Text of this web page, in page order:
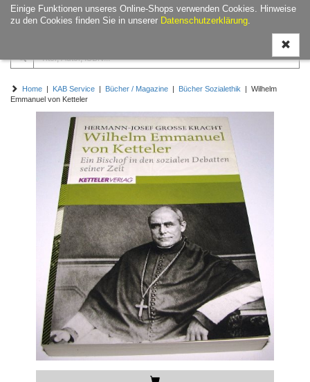
Einige Funktionen unseres Online-Shops verwenden Cookies. Hinweise
zu den Cookies finden Sie in unserer Datenschutzerklärung.
ein-/
Home | KAB Service | Bücher / Magazine | Bücher Sozialethik | Wilhelm
Emmanuel von Ketteler